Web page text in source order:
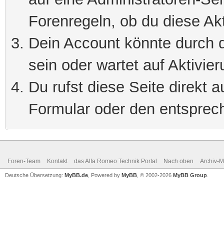
Forenregeln, ob du diese
Dein Account könnte durch
sein oder wartet auf
Du rufst diese Seite direkt
Formular oder den
Foren-Team Kontakt das Alfa Romeo Technik Portal Nach oben Archiv-
Deutsche Übersetzung: MyBB.de , Powered by MyBB , © 2002-2026 MyBB Group